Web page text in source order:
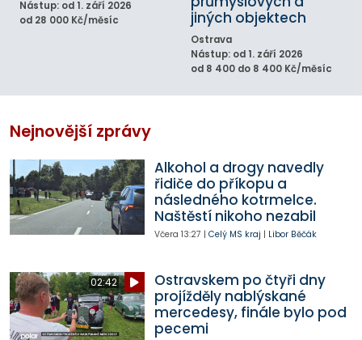
Nástup: od 1. září 2026
od 28 000 Kč/měsíc
jiných objektech
Ostrava
Nástup: od 1. září 2026
od 8 400 do 8 400 Kč/měsíc
Nejnovější zprávy
Alkohol a drogy navedly
řidiče do příkopu a
následného kotrmelce.
Naštěstí nikoho nezabil
Včera 13:27 | Celý MS kraj | Libor Běčák
02:42
Ostravskem po čtyři dny
projížděly nablýskané
mercedesy, finále bylo pod
pecemi